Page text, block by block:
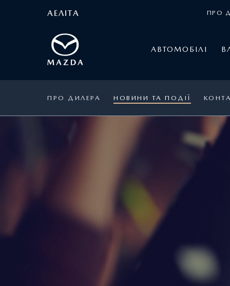
АЕЛІТА ПРО
АВТОМОБІЛІ
ПРО ДИЛЕРА НОВИНИ ТА ПОДІЇ